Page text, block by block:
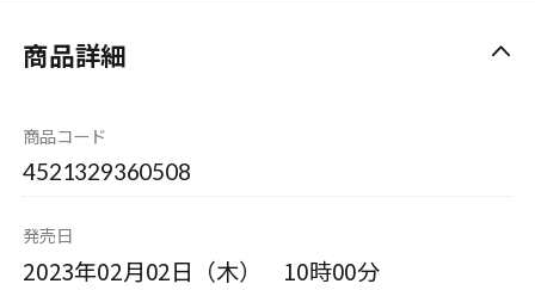
商品詳細
商品コード
4521329360508
発売日
2023年02月02日（木） 10時00分